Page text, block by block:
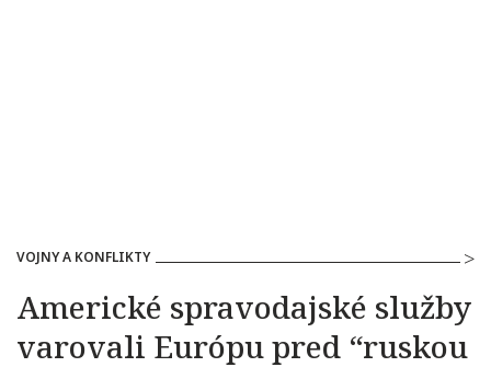
VOJNY A KONFLIKTY
Americké spravodajské služby
varovali Európu pred “ruskou